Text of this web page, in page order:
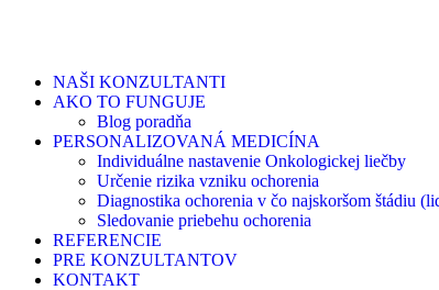
NAŠI KONZULTANTI
AKO TO FUNGUJE
Blog poradňa
PERSONALIZOVANÁ MEDICÍNA
Individuálne nastavenie Onkologickej liečby
Určenie rizika vzniku ochorenia
Diagnostika ochorenia v čo najskoršom štádiu
Sledovanie priebehu ochorenia
REFERENCIE
PRE KONZULTANTOV
KONTAKT